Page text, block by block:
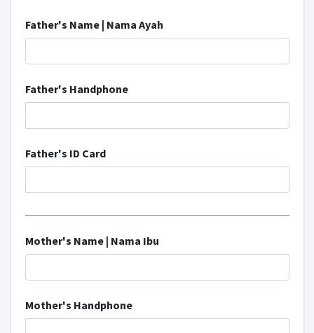
Father's Name | Nama Ayah
Father's Handphone
Father's ID Card
Mother's Name | Nama Ibu
Mother's Handphone